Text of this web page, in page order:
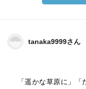
tanaka9999さん
「遥かな草原に」